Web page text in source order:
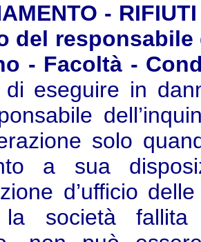
-
del responsabile
- Facoltà -
di eseguire in
solo
a sua
d’ufficio
società fallita